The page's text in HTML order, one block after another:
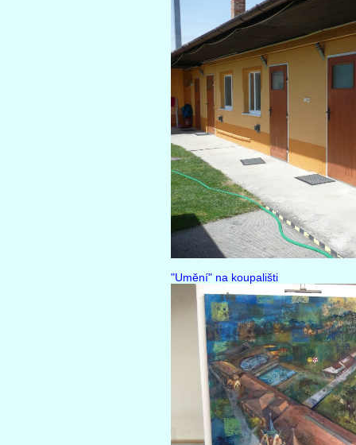
"Umění" na koupališti